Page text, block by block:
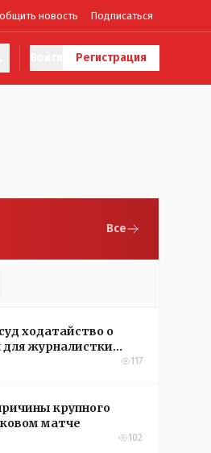
новость Подписаться
Регистрация
Все
ходатайство о
для журналистки
117
крупного
матче
102